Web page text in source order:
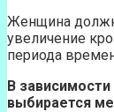
Женщина
увеличение
периода
В
выбирается